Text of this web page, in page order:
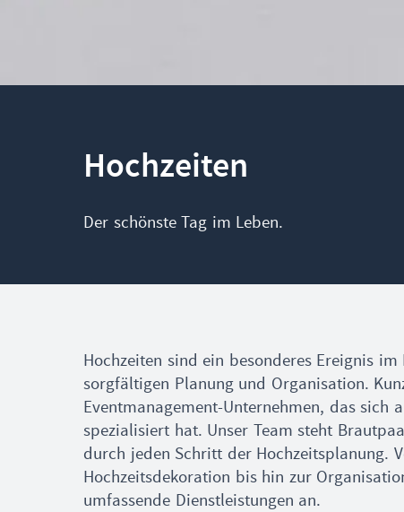
Hochzeiten
Der schönste Tag im Leben.
Hochzeiten sind ein besonderes Ereignis
sorgfältigen Planung und Organisation.
Eventmanagement-Unternehmen, das sich
spezialisiert hat. Unser Team steht
durch jeden Schritt der Hochzeitsplanung.
Hochzeitsdekoration bis hin zur
umfassende Dienstleistungen an.